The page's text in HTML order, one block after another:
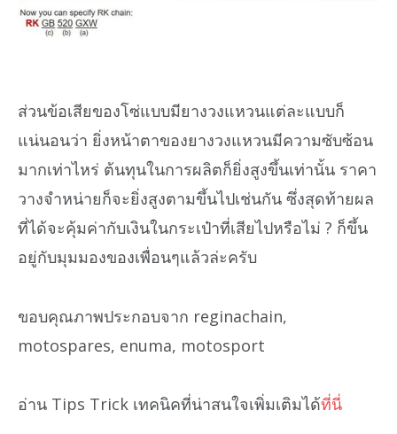
ส่วนข้อเสียของโซ่แบบมียางวงแหวนแต่ละแบบก็
แน่นอนว่า ยิ่งหน้าตาของยางวงแหวนมีความซับซ้อน
มากเท่าไหร่ ต้นทุนในการผลิตก็ยิ่งสูงขึ้นเท่านั้น ราคา
วางจำหน่ายก็จะยิ่งสูงตามขึ้นไปเช่นกัน ซึ่งสุดท้ายผล
ที่ได้จะคุ้มค่ากับเงินในกระเป๋าที่เสียไปหรือไม่ ? ก็ขึ้น
อยู่กับมุมมองของเพื่อนๆแล้วล่ะครับ
ขอบคุณภาพประกอบจาก reginachain,
motospares, enuma, motosport
อ่าน Tips Trick เทคนิคที่น่าสนใจเพิ่มเติมได้ที่นี่